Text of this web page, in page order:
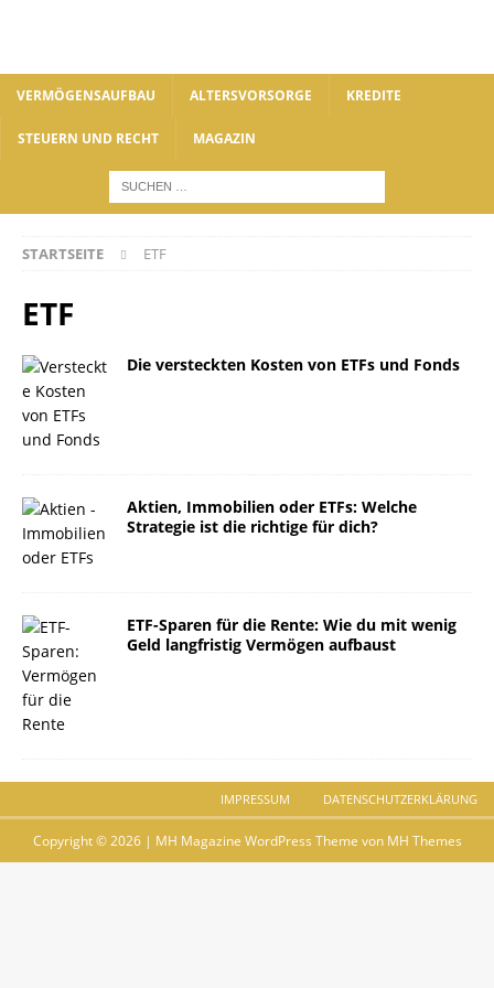
VERMÖGENSAUFBAU ALTERSVORSORGE KREDITE
STEUERN UND RECHT MAGAZIN
STARTSEITE ETF
ETF
Die versteckten Kosten von ETFs und Fonds
Aktien, Immobilien oder ETFs: Welche
Strategie ist die richtige für dich?
ETF-Sparen für die Rente: Wie du mit wenig
Geld langfristig Vermögen aufbaust
IMPRESSUM DATENSCHUTZERKLÄRUNG
Copyright © 2026 | MH Magazine WordPress Theme von MH Themes